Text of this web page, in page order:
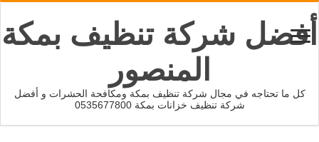
أفضل شركة تنظيف بمكة
المنصور
كل ما تحتاجه في مجال شركة تنظيف بمكة ومكافحة الحشرات و أفضل
شركة تنظيف خزانات بمكة 0535677800